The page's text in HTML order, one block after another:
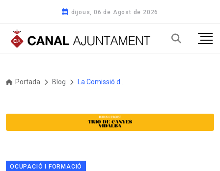
dijous, 06 de Agost de 2026
Portada Blog
OCUPACIÓ I FORMACIÓ